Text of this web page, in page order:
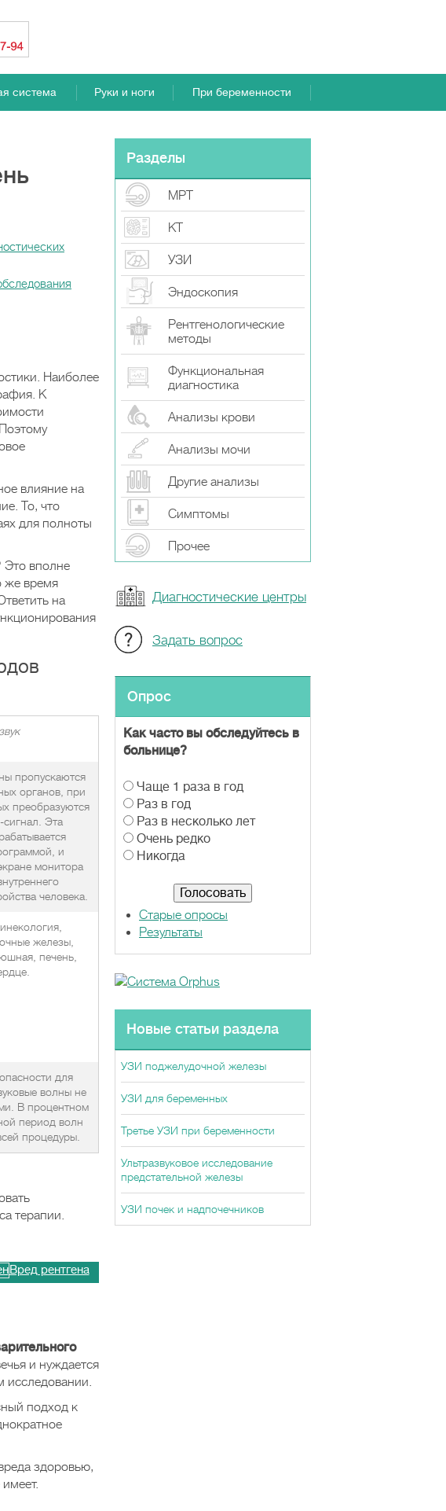
система Руки и ноги При беременности
Наиболее
К
влияние на
То, что
для полноты
Это вполне
же время
на
пропускаются
органов, при
преобразуются
сигнал. Эта
и
монитора
человека.
железы,
печень,
для
волны не
В процентном
период волн
процедуры.
терапии.
Вред рентгена
и нуждается
исследовании.
подход к
здоровью,
Разделы
МРТ
КТ
УЗИ
Эндоскопия
Рентгенологические
методы
Функциональная
диагностика
Анализы крови
Анализы мочи
Другие анализы
Симптомы
Прочeе
Диагностические центры
Задать вопрос
Опрос
Как часто вы обследуйтесь в
больнице?
В
а
р
и
а
Чаще 1 раза в год
Раз в год
Раз в несколько лет
Очень редко
Никогда
Старые опросы
Результаты
Новые статьи раздела
УЗИ поджелудочной железы
УЗИ для беременных
Третье УЗИ при беременности
Ультразвуковое исследование
предстательной железы
УЗИ почек и надпочечников